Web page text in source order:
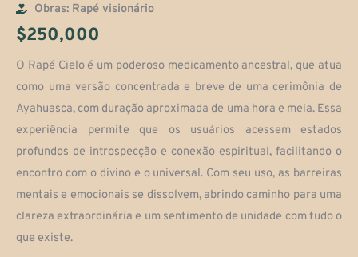
Obras: Rapé visionário
$250,000
O Rapé Cielo é um poderoso medicamento ancestral, que atua
como uma versão concentrada e breve de uma cerimônia de
Ayahuasca, com duração aproximada de uma hora e meia. Essa
experiência permite que os usuários acessem estados
profundos de introspecção e conexão espiritual, facilitando o
encontro com o divino e o universal. Com seu uso, as barreiras
mentais e emocionais se dissolvem, abrindo caminho para uma
clareza extraordinária e um sentimento de unidade com tudo o
que existe.